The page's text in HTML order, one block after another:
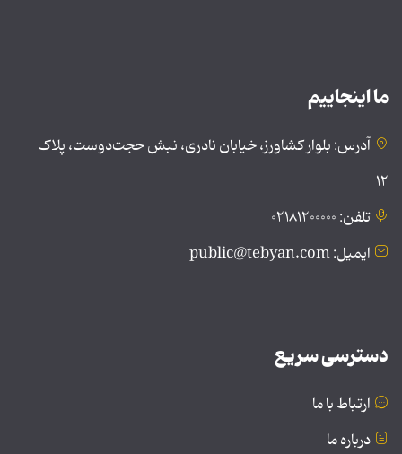
ما اینجاییم
آدرس: بلوار کشاورز، خیابان نادری، نبش حجت‌دوست، پلاک
۱۲
تلفن: ۰۲۱۸۱۲۰۰۰۰۰
ایمیل: public@tebyan.com
دسترسی سریع
ارتباط با ما
درباره ما